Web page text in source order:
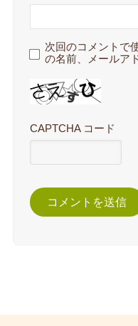
次回のコメントで
の名前、メールア
CAPTCHA コード